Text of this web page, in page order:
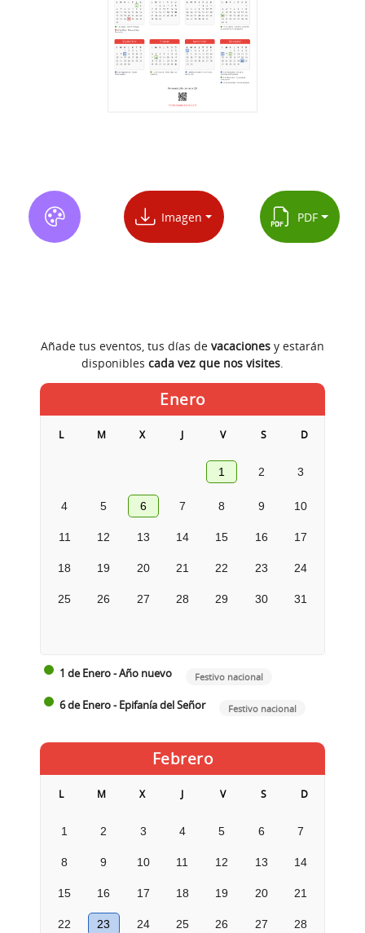
Enero
L M X J V S D
1 2 3
4 5 6 7 8 9 10
11 12 13 14 15 16 17
18 19 20 21 22 23 24
25 26 27 28 29 30 31
1 de Enero - Año nuevo Festivo nacional
6 de Enero - Epifanía del Señor Festivo nacional
Febrero
L M X J V S D
1 2 3 4 5 6 7
8 9 10 11 12 13 14
15 16 17 18 19 20 21
22 23 24 25 26 27 28
Añade tus eventos, tus días de vacaciones y estarán
disponibles cada vez que nos visites.
Imagen PDF